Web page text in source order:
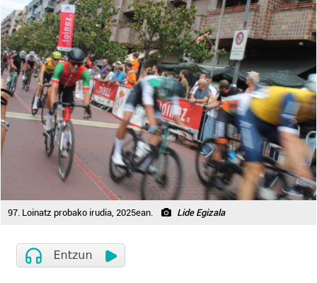
97. Loinatz probako irudia, 2025ean. Lide Egizala